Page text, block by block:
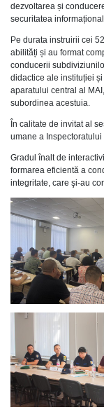
dezvoltarea și
securitatea
Pe durata instruirii cei
abilități și au format
conducerii
didactice ale instituției
aparatului central al
subordinea acestuia.
În calitate de invitat al
umane a
Gradul înalt de
formarea eficientă a
integritate, care şi-au